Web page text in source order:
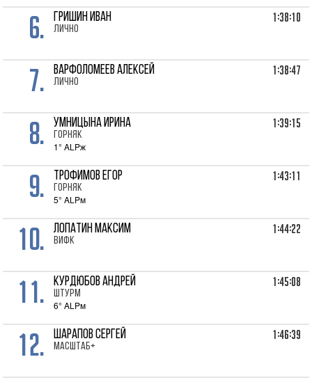
6. ГРИШИН Иван
лично
1:38:10
7. ВАРФОЛОМЕЕВ Алексей
лично
1:38:47
8. УМНИЦЫНА Ирина
Горняк
1° ALPж
1:39:15
9. ТРОФИМОВ Егор
Горняк
5° ALPм
1:43:11
10. ЛОПАТИН Максим
ВИФК
1:44:22
11. КУРДЮБОВ Андрей
Штурм
6° ALPм
1:45:08
12. ШАРАПОВ Сергей
Масштаб+
1:46:39